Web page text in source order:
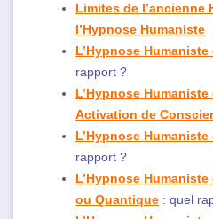
Limites de l’ancienne
l’Hypnose Humaniste
L’Hypnose
rapport ?
L’Hypnose
Activation de
L’Hypnose
rapport ?
L’Hypnose
ou Quantique : quel